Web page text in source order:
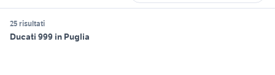
25 risultati
Ducati 999 in Puglia